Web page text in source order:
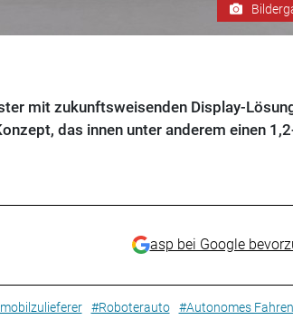
mit zukunftsweisenden Display-
das innen unter anderem einen
asp bei Google
#Roboterauto #Autonomes Fahren